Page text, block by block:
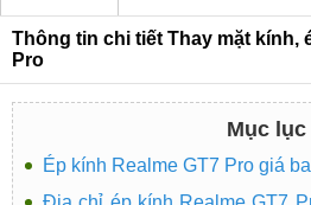
Thông tin chi tiết Thay mặt kính,
Pro
Mục lục
Ép kính Realme GT7 Pro giá